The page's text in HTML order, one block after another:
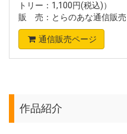
トリー：1,100円(税込)）
販 売：とらのあな通信販売
通信販売ページ
作品紹介